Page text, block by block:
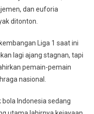
dan euforia
ditonton.
Liga 1 saat ini
lagi ajang stagnan, tapi
pemain-pemain
nasional.
Indonesia sedang